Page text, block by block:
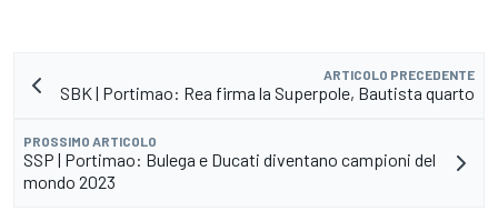
ARTICOLO PRECEDENTE
SBK | Portimao: Rea firma la Superpole, Bautista quarto
PROSSIMO ARTICOLO
SSP | Portimao: Bulega e Ducati diventano campioni del
mondo 2023